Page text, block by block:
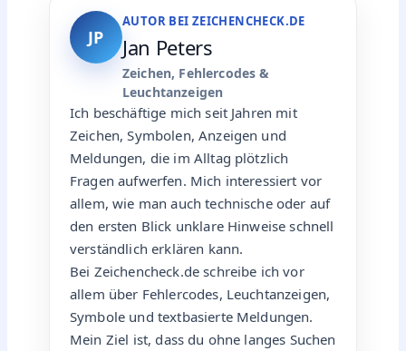
JP
AUTOR BEI ZEICHENCHECK.DE
Jan Peters
Zeichen, Fehlercodes &
Leuchtanzeigen
Ich beschäftige mich seit Jahren mit
Zeichen, Symbolen, Anzeigen und
Meldungen, die im Alltag plötzlich
Fragen aufwerfen. Mich interessiert vor
allem, wie man auch technische oder auf
den ersten Blick unklare Hinweise schnell
verständlich erklären kann.
Bei Zeichencheck.de schreibe ich vor
allem über Fehlercodes, Leuchtanzeigen,
Symbole und textbasierte Meldungen.
Mein Ziel ist, dass du ohne langes Suchen